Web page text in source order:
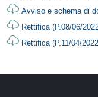
Avviso e schema di
Rettifica (P.08/06/
Rettifica (P.11/04/